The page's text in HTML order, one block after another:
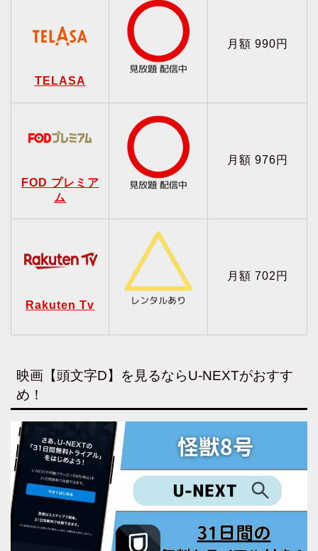
TELASA
月額 990円
FOD プレミア
ム
月額 976円
Rakuten Tv
月額 702円
映画【頭文字D】を見るならU-NEXTがおすす
め！